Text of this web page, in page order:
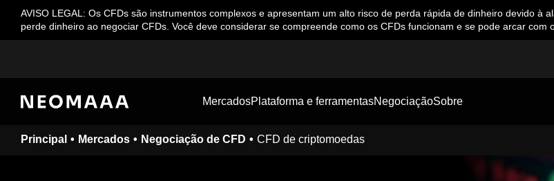
AVISO LEGAL: Os CFDs são instrumentos complexos e apresentam um alto risco de perda rápida de dinheiro devido à
perde dinheiro ao negociar CFDs. Você deve considerar se compreende como os CFDs funcionam e se pode arcar com
MercadosPlataforma e ferramentasNegociaçãoSobre
Principal Mercados Negociação de CFD CFD de criptomoedas